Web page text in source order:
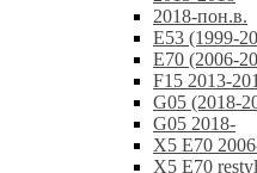
2018-пон.в.
E53 (1999-
E70 (2006-
F15 2013-
G05 (2018-
G05 2018-
X5 E70
X5 E70